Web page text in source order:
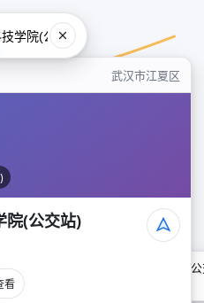
武汉市江夏区
院(公交站)
看
熊廷弼街武汉工程科技学院(